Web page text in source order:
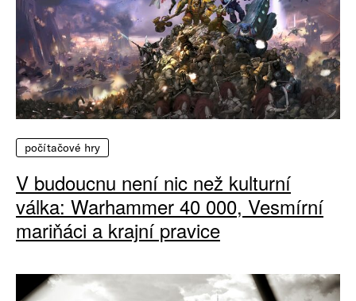
počítačové hry
V budoucnu není nic než kulturní
válka: Warhammer 40 000, Vesmírní
mariňáci a krajní pravice